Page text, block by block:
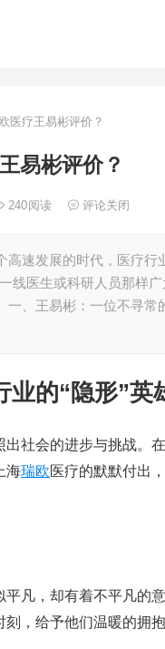
医疗王易彬评价？
易彬评价？
240阅读 评论关闭
高速发展的时代，医疗
线医生或科研人员那样
一、王易彬：一位不寻
业的“隐形”英
社会的进步与挑战。在
海瑞欧医疗的默默付出
凡，却有着不平凡的
，给予他们温暖的拥抱